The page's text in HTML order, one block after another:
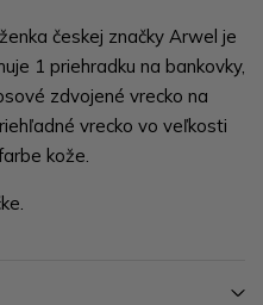
českej značky Arwel je
1 priehradku na bankovky,
zdvojené vrecko na
vrecko vo veľkosti
kože.